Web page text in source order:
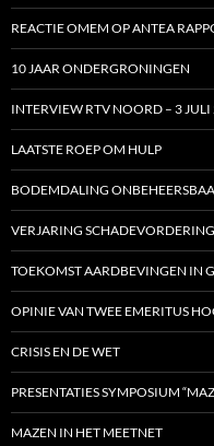
REACTIE OMEM OP ANTEA
10 JAAR ONDERGRONINGEN
INTERVIEW RTV NOORD – 3
LAATSTE ROEP OM HULP
BODEMDALING
VERJARING
TOEKOMST AARDBEVINGEN IN
OPINIE VAN TWEE EMERITUS
CRISIS EN DE WET
PRESENTATIES SYMPOSIUM
MAZEN IN HET MEETNET